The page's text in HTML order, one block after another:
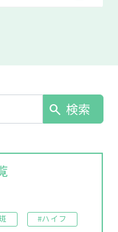
search 検索
#ハイフ